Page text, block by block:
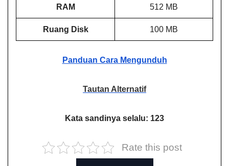
RAM 512 MB
Ruang Disk 100 MB
Panduan Cara Mengunduh
Tautan Alternatif
Kata sandinya selalu: 123
Rate this post